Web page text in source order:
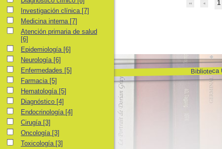
1
Biblioteca
Investigación clínica
Investigación clínica [7]
Medicina interna
Medicina interna [7]
Atención primaria de salud
Atención primaria de salud
[6]
Epidemiología
Epidemiología [6]
NeurologíaNeurología [6]
Enfermedades
Enfermedades [5]
FarmaciaFarmacia [5]
Hematología
Hematología [5]
Diagnóstico
Diagnóstico [4]
Endocrinología
Endocrinología [4]
CirugíaCirugía [3]
OncologíaOncología [3]
Toxicología
Toxicología [3]